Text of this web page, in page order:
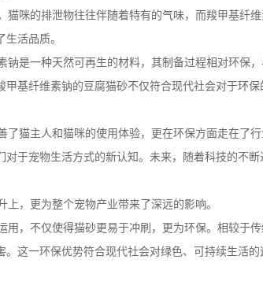
咪的排泄物往往伴随着特有的气味，而羧甲基纤
活品质。
是一种天然可再生的材料，其制备过程相对环保
基纤维素钠的豆腐猫砂不仅符合现代社会对于环
猫主人和猫咪的使用体验，更在环保方面走在了行
于宠物生活方式的新认知。未来，随着科技的不
，更为整个宠物产业带来了深远的影响。
，不仅使得猫砂更易于冲刷，更为环保。相较于
这一环保优势符合现代社会对绿色、可持续生活